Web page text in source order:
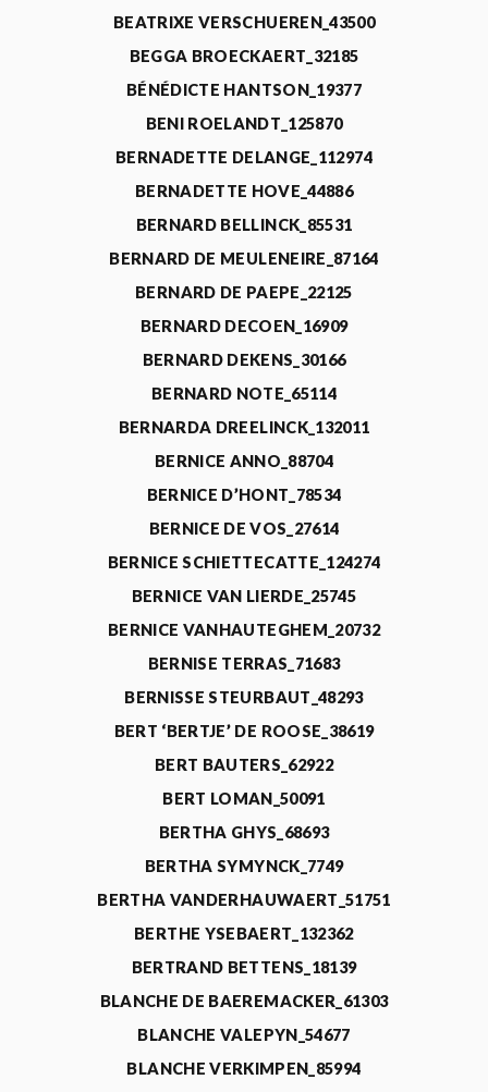
BEATRIXE VERSCHUEREN_43500
BEGGA BROECKAERT_32185
BÉNÉDICTE HANTSON_19377
BENI ROELANDT_125870
BERNADETTE DELANGE_112974
BERNADETTE HOVE_44886
BERNARD BELLINCK_85531
BERNARD DE MEULENEIRE_87164
BERNARD DE PAEPE_22125
BERNARD DECOEN_16909
BERNARD DEKENS_30166
BERNARD NOTE_65114
BERNARDA DREELINCK_132011
BERNICE ANNO_88704
BERNICE D’HONT_78534
BERNICE DE VOS_27614
BERNICE SCHIETTECATTE_124274
BERNICE VAN LIERDE_25745
BERNICE VANHAUTEGHEM_20732
BERNISE TERRAS_71683
BERNISSE STEURBAUT_48293
BERT ‘BERTJE’ DE ROOSE_38619
BERT BAUTERS_62922
BERT LOMAN_50091
BERTHA GHYS_68693
BERTHA SYMYNCK_7749
BERTHA VANDERHAUWAERT_51751
BERTHE YSEBAERT_132362
BERTRAND BETTENS_18139
BLANCHE DE BAEREMACKER_61303
BLANCHE VALEPYN_54677
BLANCHE VERKIMPEN_85994